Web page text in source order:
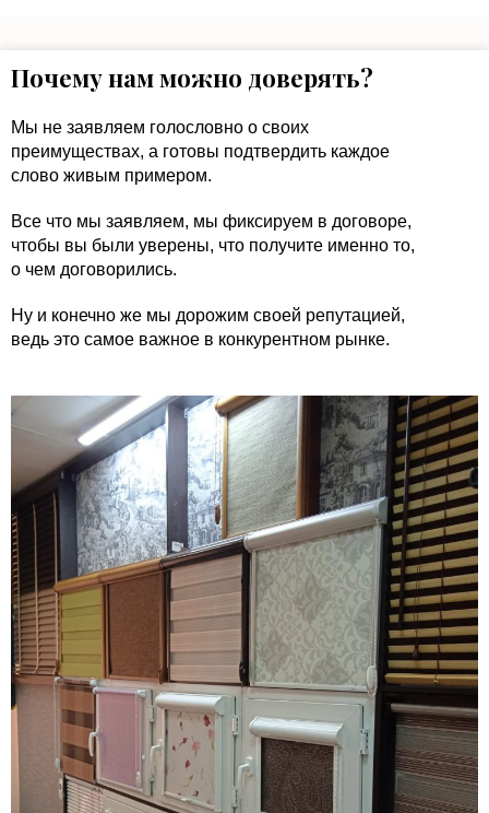
Почему нам можно доверять?
Мы не заявляем голословно о своих
преимуществах, а готовы подтвердить каждое
слово живым примером.
Все что мы заявляем, мы фиксируем в договоре,
чтобы вы были уверены, что получите именно то,
о чем договорились.
Ну и конечно же мы дорожим своей репутацией,
ведь это самое важное в конкурентном рынке.